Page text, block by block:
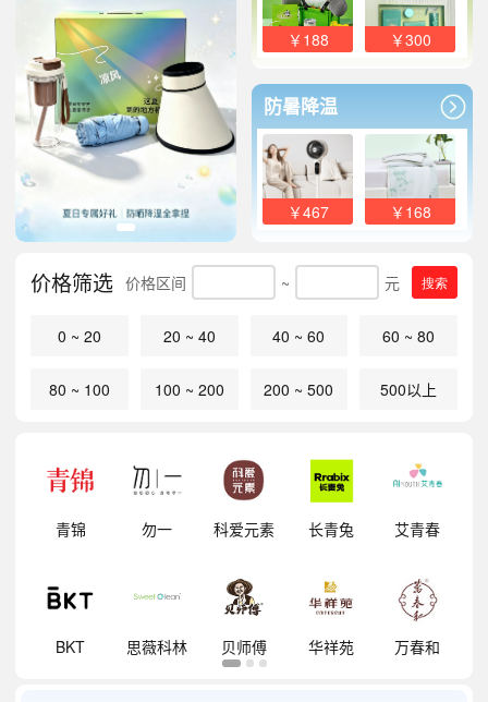
￥188 ￥300
防暑降温
￥467 ￥168
价格筛选 价格区间 ~ 元 搜索
0 ~ 20 20 ~ 40 40 ~ 60 60 ~ 80
80 ~ 100 100 ~ 200 200 ~ 500 500以上
青锦 勿一 科爱元素 长青兔 艾青春
BKT 思薇科林 贝师傅 华祥苑 万春和